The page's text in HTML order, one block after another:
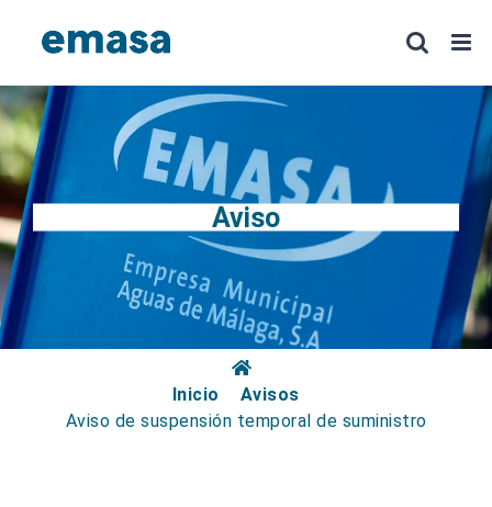
Aviso
Inicio
Avisos
Aviso de suspensión temporal de suministro